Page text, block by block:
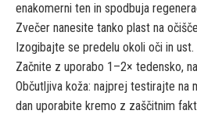
enakomerni ten in spodbuja
Zvečer nanesite tanko plast na
Izogibajte se predelu okoli oči in
Začnite z uporabo 1–2× tedensko,
Občutljiva koža: najprej testirajte na
dan uporabite kremo z zaščitnim